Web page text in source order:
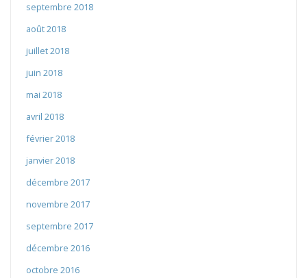
septembre 2018
août 2018
juillet 2018
juin 2018
mai 2018
avril 2018
février 2018
janvier 2018
décembre 2017
novembre 2017
septembre 2017
décembre 2016
octobre 2016